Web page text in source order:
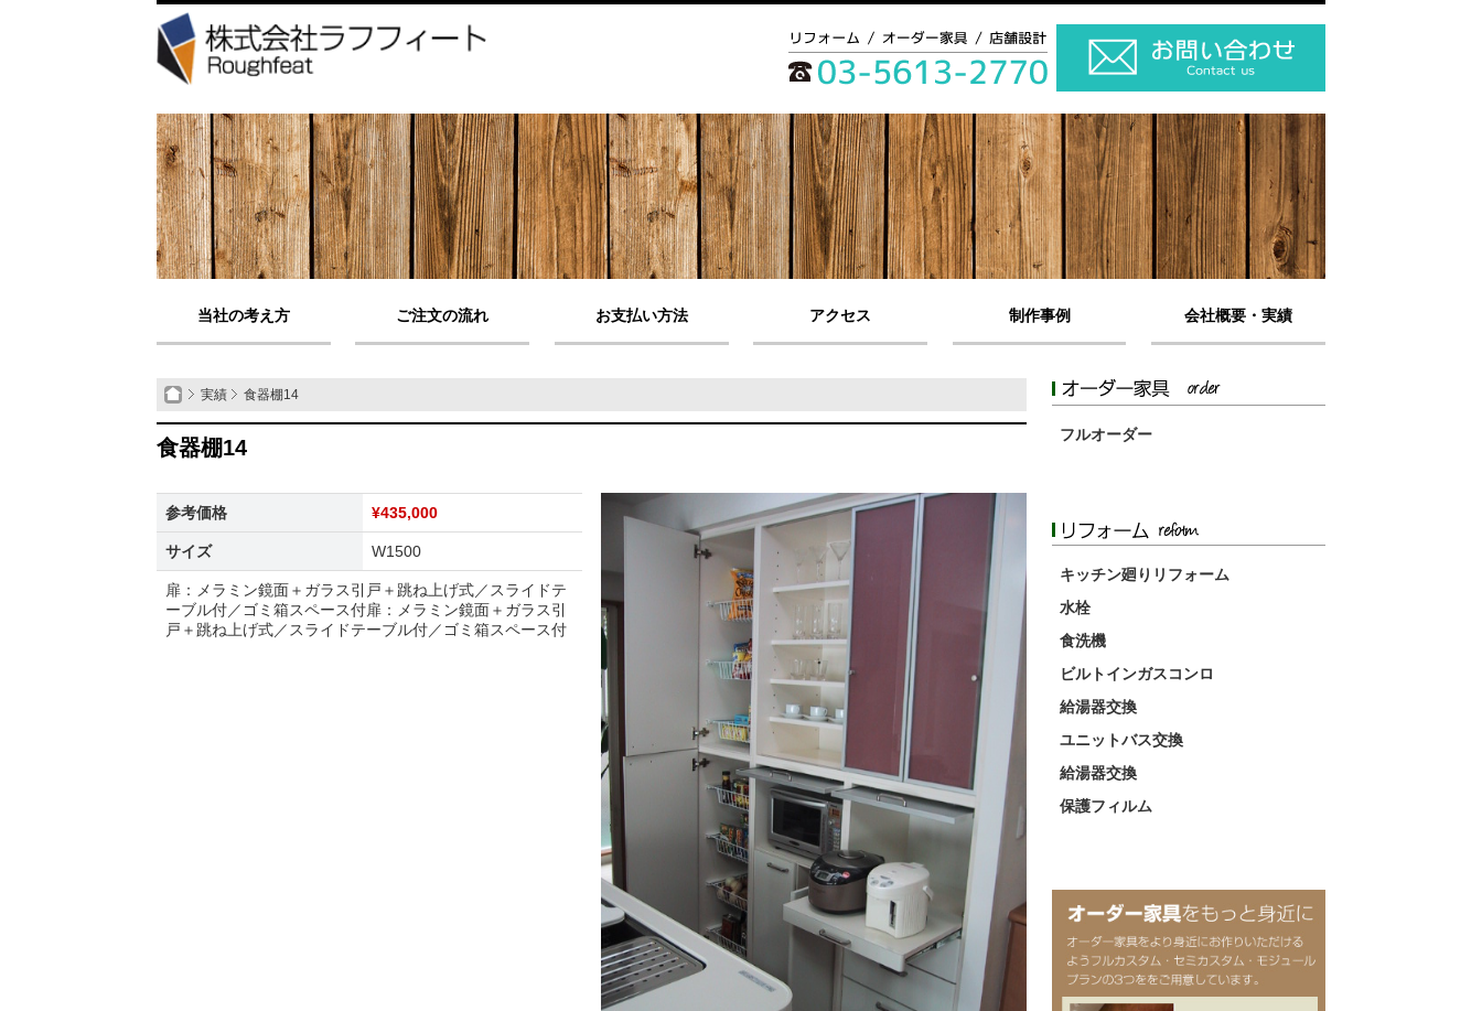
当社の考え方 ご注文の流れ お支払い方法 アクセス 制作事例 会社概要・実績
実績 食器棚14
食器棚14
参考価格 ¥435,000
サイズ W1500
扉：メラミン鏡面＋ガラス引戸＋跳ね上げ式／スライドテ
ーブル付／ゴミ箱スペース付扉：メラミン鏡面＋ガラス引
戸＋跳ね上げ式／スライドテーブル付／ゴミ箱スペース付
フルオーダー
キッチン廻りリフォーム
水栓
食洗機
ビルトインガスコンロ
給湯器交換
ユニットバス交換
給湯器交換
保護フィルム